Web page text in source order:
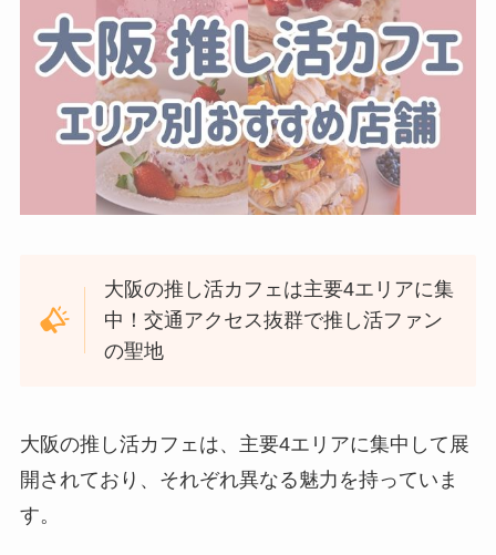
大阪の推し活カフェは主要4エリアに集
中！交通アクセス抜群で推し活ファン
の聖地
大阪の推し活カフェは、主要4エリアに集中して展
開されており、それぞれ異なる魅力を持っていま
す。